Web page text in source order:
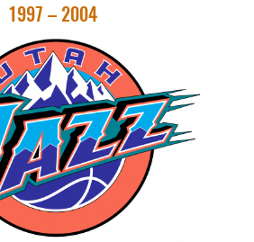
1997 – 2004